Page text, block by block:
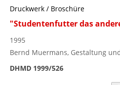
Druckwerk / Broschüre
"Studentenfutter das
1995
Bernd Muermans, Gestaltung
DHMD 1999/526